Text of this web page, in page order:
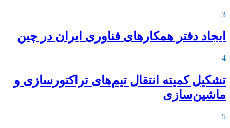
3
ایجاد دفتر همکارهای فناوری ایران در چین
4
تشکیل کمیته انتقال تیم‌های تراکتورسازی و
ماشین‌سازی
5